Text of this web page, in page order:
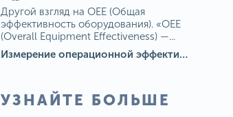
Другой взгляд на OEE (Общая
эффективность оборудования). «OEE
(Overall Equipment Effectiveness) —...
Измерение операционной эффективности: ключевые показатели для непрерывного совершенствования
УЗНАЙТЕ БОЛЬШЕ